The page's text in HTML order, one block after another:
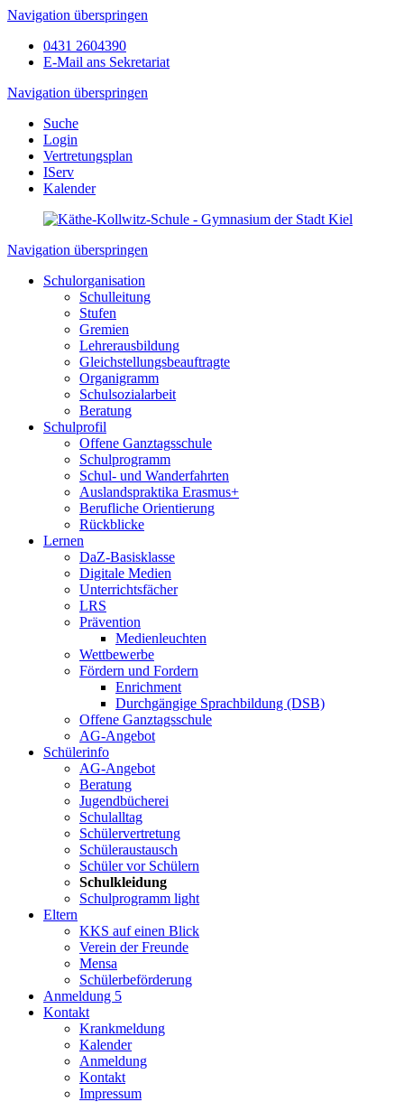
Navigation überspringen
0431 2604390
E-Mail ans Sekretariat
Navigation überspringen
Suche
Login
Vertretungsplan
IServ
Kalender
Navigation überspringen
Schulorganisation
Schulleitung
Stufen
Gremien
Lehrerausbildung
Gleichstellungsbeauftragte
Organigramm
Schulsozialarbeit
Beratung
Schulprofil
Offene Ganztagsschule
Schulprogramm
Schul- und Wanderfahrten
Auslandspraktika Erasmus+
Berufliche Orientierung
Rückblicke
Lernen
DaZ-Basisklasse
Digitale Medien
Unterrichtsfächer
LRS
Prävention
Medienleuchten
Wettbewerbe
Fördern und Fordern
Enrichment
Durchgängige Sprachbildung (DSB)
Offene Ganztagsschule
AG-Angebot
Schülerinfo
AG-Angebot
Beratung
Jugendbücherei
Schulalltag
Schülervertretung
Schüleraustausch
Schüler vor Schülern
Schulkleidung
Schulprogramm light
Eltern
KKS auf einen Blick
Verein der Freunde
Mensa
Schülerbeförderung
Anmeldung 5
Kontakt
Krankmeldung
Kalender
Anmeldung
Kontakt
Impressum